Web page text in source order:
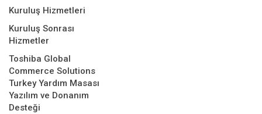
Kuruluş Hizmetleri
Kuruluş Sonrası
Hizmetler
Toshiba Global
Commerce Solutions
Turkey Yardım Masası
Yazılım ve Donanım
Desteği